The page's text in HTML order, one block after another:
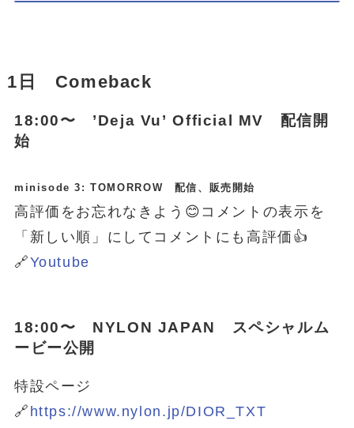
1日 Comeback
18:00〜 ’Deja Vu’ Official MV 配信開
始
minisode 3: TOMORROW 配信、販売開始
高評価をお忘れなきよう😊コメントの表示を
「新しい順」にしてコメントにも高評価👍
🔗Youtube
18:00〜 NYLON JAPAN スペシャルム
ービー公開
特設ページ
🔗 https://www.nylon.jp/DIOR_TXT